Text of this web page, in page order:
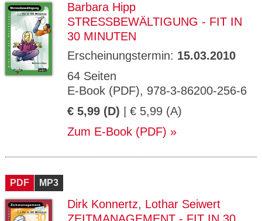
Barbara Hipp
STRESSBEWÄLTIGUNG - FIT IN
30 MINUTEN
Erscheinungstermin: 15.03.2010
64 Seiten
E-Book (PDF), 978-3-86200-256-6
€ 5,99 (D) | € 5,99 (A)
Zum E-Book (PDF)
PDF MP3
Dirk Konnertz, Lothar Seiwert